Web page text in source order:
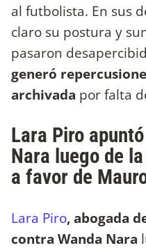
al futbolista. En sus
claro su postura y
pasaron
generó
archivada por falta
Lara Piro
Nara luego de
a favor de
Lara Piro, abogada
contra Wanda Nara